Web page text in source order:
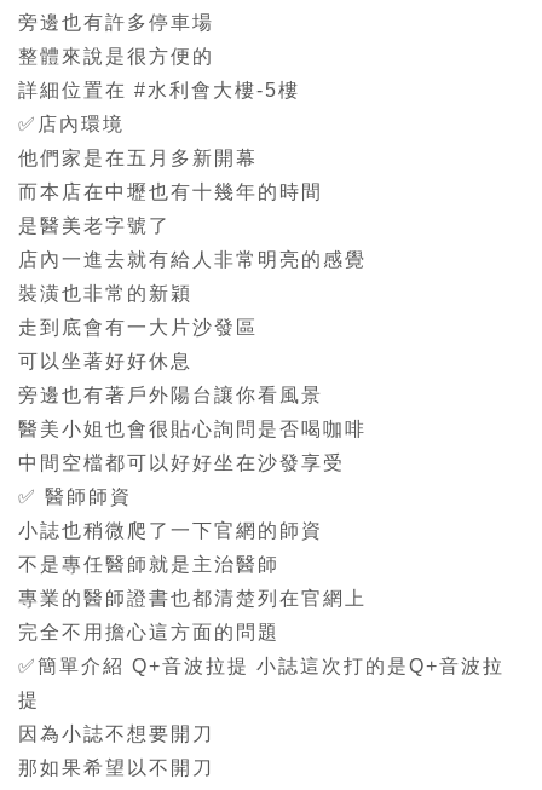
旁邊也有許多停車場
整體來說是很方便的
詳細位置在 #水利會大樓-5樓
✅店內環境
他們家是在五月多新開幕
而本店在中壢也有十幾年的時間
是醫美老字號了
店內一進去就有給人非常明亮的感覺
裝潢也非常的新穎
走到底會有一大片沙發區
可以坐著好好休息
旁邊也有著戶外陽台讓你看風景
醫美小姐也會很貼心詢問是否喝咖啡
中間空檔都可以好好坐在沙發享受
✅ 醫師師資
小誌也稍微爬了一下官網的師資
不是專任醫師就是主治醫師
專業的醫師證書也都清楚列在官網上
完全不用擔心這方面的問題
✅簡單介紹 Q+音波拉提 小誌這次打的是Q+音波拉
提
因為小誌不想要開刀
那如果希望以不開刀